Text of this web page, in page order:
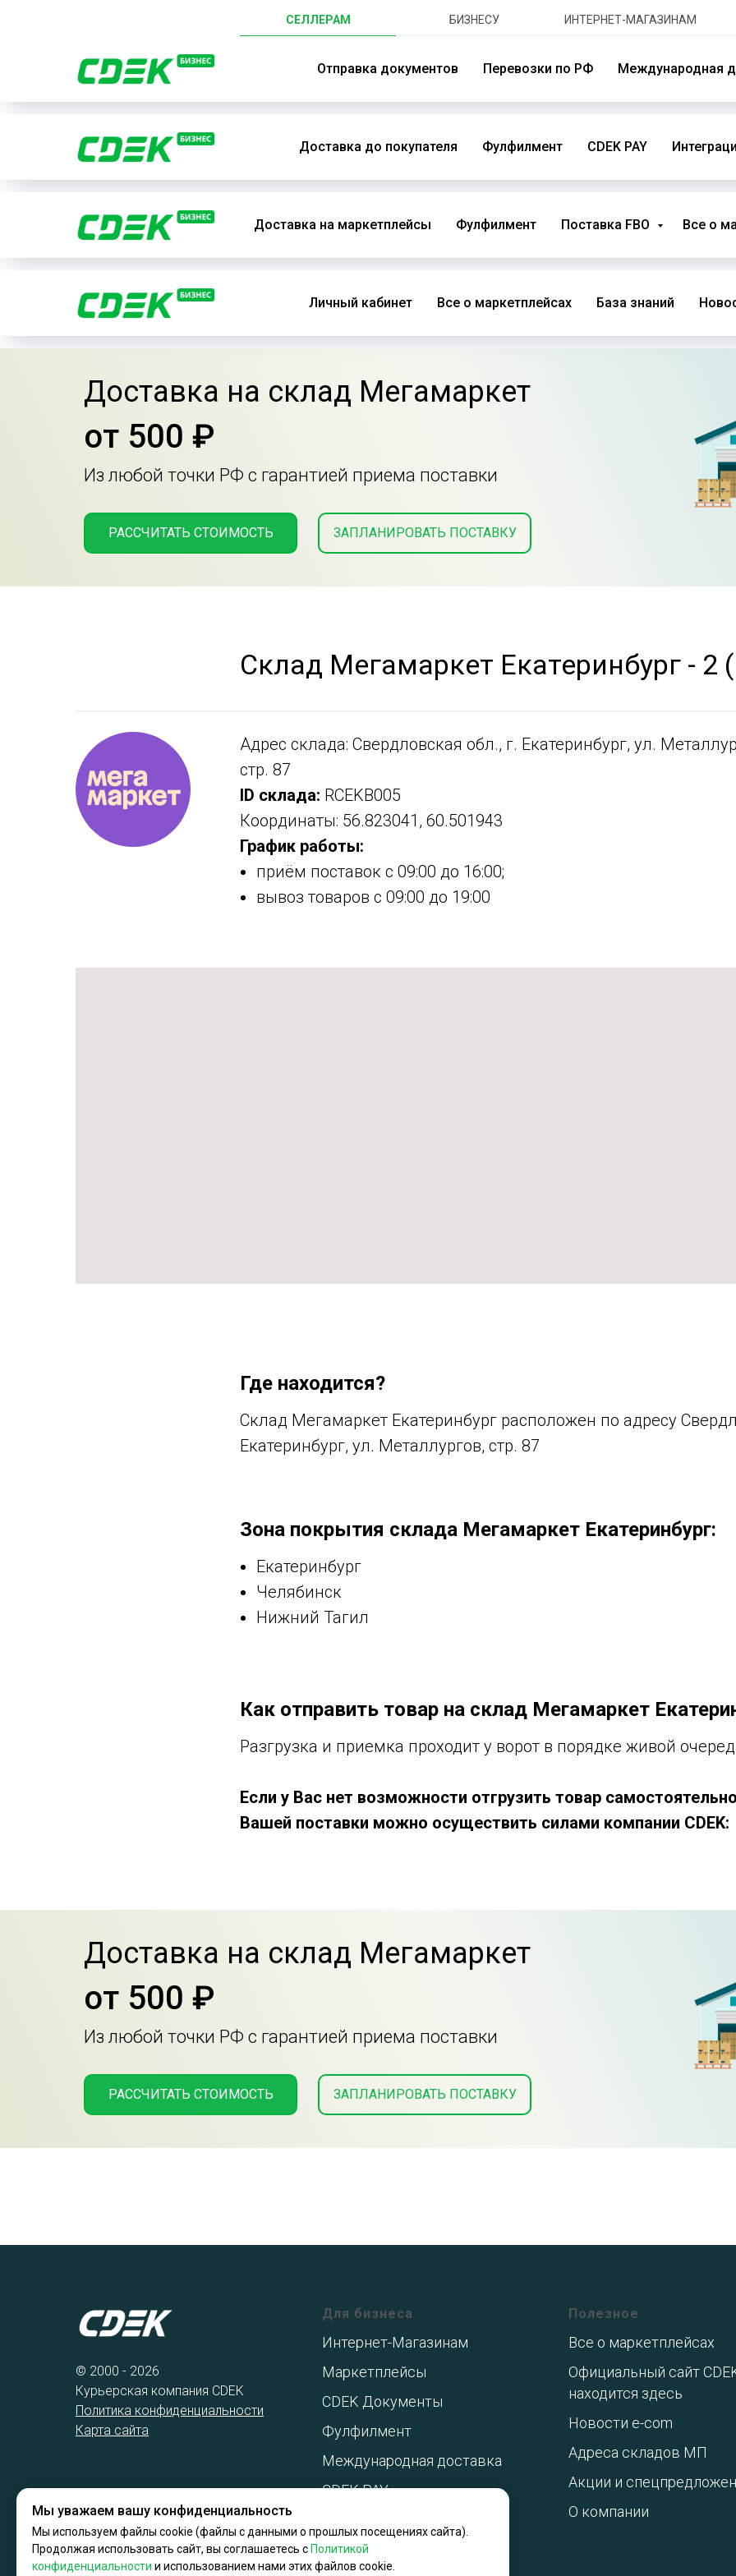
СЕЛЛЕРАМ БИЗНЕСУ ИНТЕРНЕТ-МАГАЗИНАМ
Отправка документов Перевозки по РФ Международная
Доставка до покупателя Фулфилмент CDEK PAY
Доставка на маркетплейсы Фулфилмент Поставка FBO Все о
Личный кабинет Все о маркетплейсах База знаний
Доставка на склад Мегамаркет
РАССЧИТАТЬ СТОИМОСТЬ
Из любой точки РФ с гарантией приема поставки
ЗАПЛАНИРОВАТЬ ПОСТАВКУ
от 500 ₽
Склад Мегамаркет Екатеринбург - 2
Адрес склада: Свердловская обл., г. Екатеринбург, ул.
стр. 87
ID склада: RCEKB005
Координаты: 56.823041, 60.501943
График работы:
приём поставок с 09:00 до 16:00;
вывоз товаров с 09:00 до 19:00
Где находится?
Склад Мегамаркет Екатеринбург расположен по адресу
Екатеринбург, ул. Металлургов, стр. 87
Зона покрытия склада Мегамаркет Екатеринбург:
Екатеринбург
Челябинск
Нижний Тагил
Как отправить товар на склад Мегамаркет
Разгрузка и приемка проходит у ворот в порядке живой
Если у Вас нет возможности отгрузить товар
Вашей поставки можно осуществить силами компании CDEK:
Доставка на склад Мегамаркет
РАССЧИТАТЬ СТОИМОСТЬ
Из любой точки РФ с гарантией приема поставки
ЗАПЛАНИРОВАТЬ ПОСТАВКУ
от 500 ₽
Мы уважаем вашу конфиденциальность
Мы используем файлы cookie (файлы с данными о прошлых посещениях сайта).
Продолжая использовать сайт, вы соглашаетесь с Политикой
конфиденциальности и использованием нами этих файлов cookie.
© 2000 - 2026
Курьерская компания CDEK
Политика конфиденциальности
Карта сайта
Для бизнеса
Интернет-Магазинам
Маркетплейсы
CDEK Документы
Фулфилмент
Международная доставка
CDEK PAY
Полезное
Все о маркетплейсах
Официальный сайт
находится здесь
Новости e-com
Адреса складов МП
Акции и
О компании